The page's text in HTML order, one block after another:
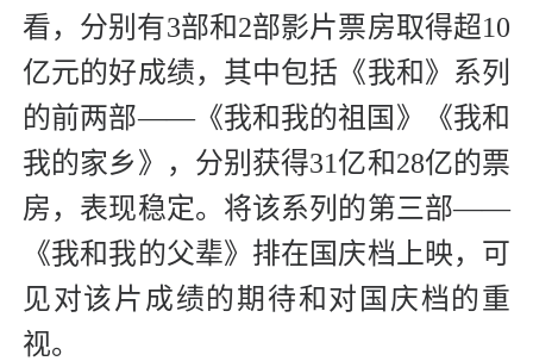
看，分别有3部和2部影片票房取得超10
亿元的好成绩，其中包括《我和》系列
的前两部——《我和我的祖国》《我和
我的家乡》，分别获得31亿和28亿的票
房，表现稳定。将该系列的第三部——
《我和我的父辈》排在国庆档上映，可
见对该片成绩的期待和对国庆档的重
视。